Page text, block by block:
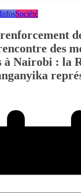
Société
des
à Nairobi : la